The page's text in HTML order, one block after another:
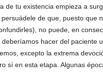
de tu existencia empieza a
de que, puesto que
no puede, en
hacer del paciente
excepto la extrema
sí en esta etapa. Algunas